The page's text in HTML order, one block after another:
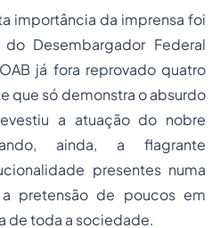
importância da imprensa foi
Desembargador Federal
já fora reprovado quatro
que só demonstra o absurdo
a atuação do nobre
ainda, a flagrante
presentes numa
pretensão de poucos em
de toda a sociedade.